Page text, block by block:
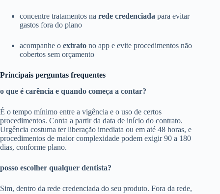
concentre tratamentos na rede credenciada para evitar
gastos fora do plano
acompanhe o extrato no app e evite procedimentos não
cobertos sem orçamento
Principais perguntas frequentes
o que é carência e quando começa a contar?
É o tempo mínimo entre a vigência e o uso de certos
procedimentos. Conta a partir da data de início do contrato.
Urgência costuma ter liberação imediata ou em até 48 horas, e
procedimentos de maior complexidade podem exigir 90 a 180
dias, conforme plano.
posso escolher qualquer dentista?
Sim, dentro da rede credenciada do seu produto. Fora da rede,